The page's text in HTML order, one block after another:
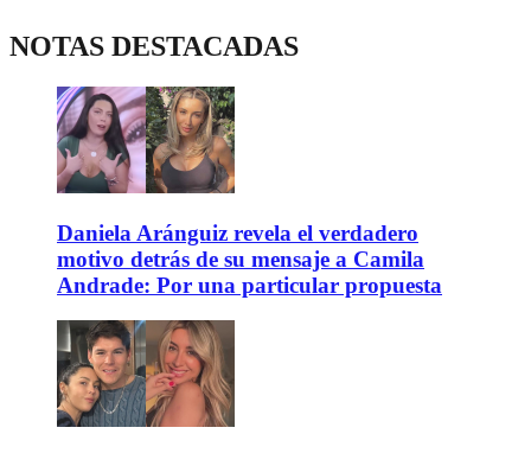
NOTAS DESTACADAS
Daniela Aránguiz revela el verdadero
motivo detrás de su mensaje a Camila
Andrade: Por una particular propuesta